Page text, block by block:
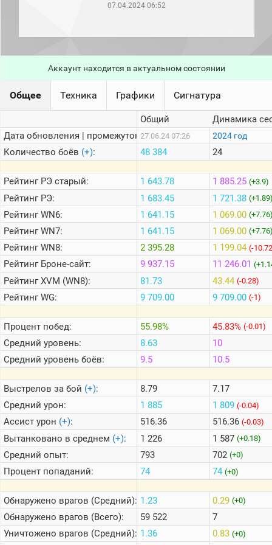
месяц)
(за
Топ
1000
Кланы
Статистика
стримеров
Информация
Онлайн
Цветовая
шкала
Теlegram
ВК
Портал
Мира
Танков
07.04.2024 06:52
Аккаунт находится в актуальном состоянии
Общее Техника Графики Сигнатура
Дата обновления | промежуток:
Количество боёв (+):
РейтингРЭ старый:
РейтингРЭ:
РейтингWN6:
РейтингWN7:
РейтингWN8:
РейтингБроне-сайт:
РейтингXVM (WN8):
РейтингWG:
Процент побед:
Средний уровень:
Средний уровень боёв:
Выстрелов за бой (+):
Средний урон:
Ассист урон (+):
Вытанковано в среднем (+):
Средний опыт:
Процент попаданий:
Обнаружено врагов (Средний):
Обнаружено врагов (Всего):
Уничтожено врагов (Средний):
Общий
27.06.24 07:26
48 384
1 643.78
1 683.45
1 641.15
1 641.15
2 395.28
9 937.15
81.73
9 709.00
55.98%
8.63
9.5
8.79
1 885
516.36
1 226
793
74
1.23
59 522
1.36
Динамика
2024 год
24
1 885.25 (+3.9)
1 721.38
1 069.00
1 069.00
1 199.04 (-
11 246.01
43.44 (-0.28)
9 709.00 (-1)
45.83% (-0.01)
10
10.5
7.17
1 809 (-0.04)
516.36 (-0.03)
1 587 (+0.18)
702 (+0)
74 (+0)
0.29 (+0)
7
0.83 (+0)